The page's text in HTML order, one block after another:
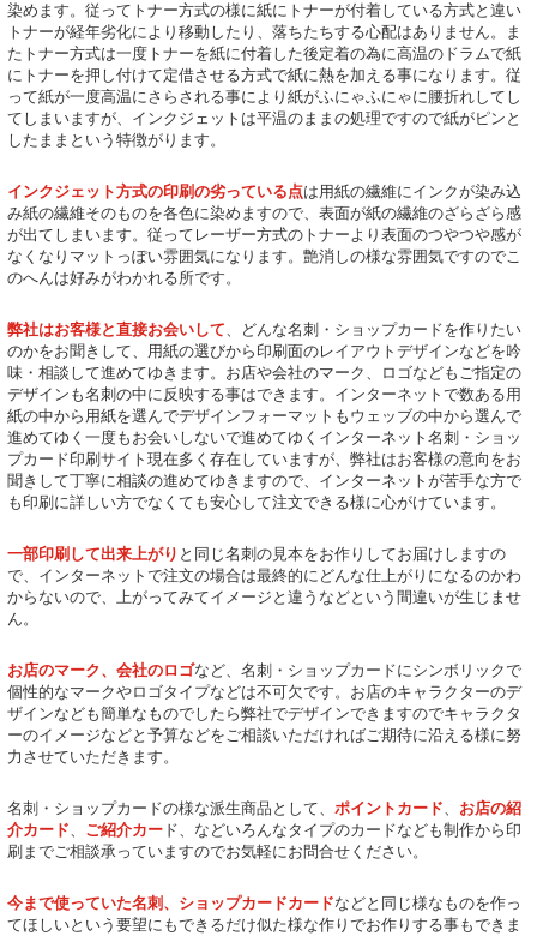
染めます。従ってトナー方式の様に紙にトナーが付着している方式と違い
トナーが経年劣化により移動したり、落ちたちする心配はありません。ま
たトナー方式は一度トナーを紙に付着した後定着の為に高温のドラムで紙
にトナーを押し付けて定借させる方式で紙に熱を加える事になります。従
って紙が一度高温にさらされる事により紙がふにゃふにゃに腰折れしてし
てしまいますが、インクジェットは平温のままの処理ですので紙がピンと
したままという特徴がります。
インクジェット方式の印刷の劣っている点は用紙の繊維にインクが染み込
み紙の繊維そのものを各色に染めますので、表面が紙の繊維のざらざら感
が出てしまいます。従ってレーザー方式のトナーより表面のつやつや感が
なくなりマットっぽい雰囲気になります。艶消しの様な雰囲気ですのでこ
のへんは好みがわかれる所です。
弊社はお客様と直接お会いして、どんな名刺・ショップカードを作りたい
のかをお聞きして、用紙の選びから印刷面のレイアウトデザインなどを吟
味・相談して進めてゆきます。お店や会社のマーク、ロゴなどもご指定の
デザインも名刺の中に反映する事はできます。インターネットで数ある用
紙の中から用紙を選んでデザインフォーマットもウェッブの中から選んで
進めてゆく一度もお会いしないで進めてゆくインターネット名刺・ショッ
プカード印刷サイト現在多く存在していますが、弊社はお客様の意向をお
聞きして丁寧に相談の進めてゆきますので、インターネットが苦手な方で
も印刷に詳しい方でなくても安心して注文できる様に心がけています。
一部印刷して出来上がり と同じ名刺の見本をお作りしてお届けしますの
で、インターネットで注文の場合は最終的にどんな仕上がりになるのかわ
からないので、上がってみてイメージと違うなどという間違いが生じませ
ん。
お店のマーク、会社のロゴなど、名刺・ショップカードにシンボリックで
個性的なマークやロゴタイプなどは不可欠です。お店のキャラクターのデ
ザインなども簡単なものでしたら弊社でデザインできますのでキャラクタ
ーのイメージなどと予算などをご相談いただければご期待に沿える様に努
力させていただきます。
名刺・ショップカードの様な派生商品として、ポイントカード、 お店の紹
介カード、 ご紹介カー ド、などいろんなタイプのカードなども制作から印
刷までご相談承っていますのでお気軽にお問合せください。
今まで使っていた名刺、ショップカードカードなどと同じ様なものを作っ
てほしいという要望にもできるだけ似た様な作りでお作りする事もできま